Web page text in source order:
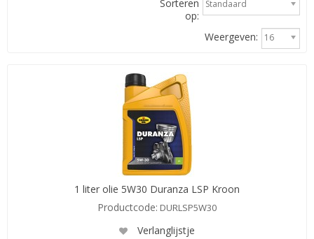
Sorteren
op:
Standaard
Weergeven: 16
1 liter olie 5W30 Duranza LSP Kroon
Productcode: DURLSP5W30
Verlanglijstje